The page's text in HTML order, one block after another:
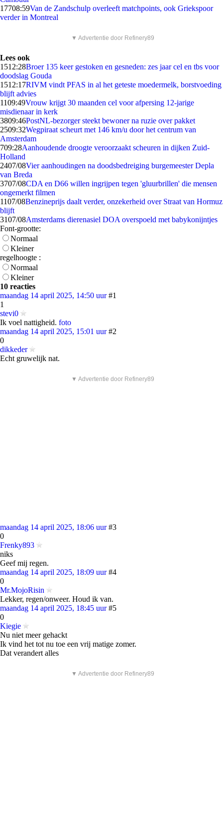
17708:59Van de Zandschulp overleeft matchpoints, ook Griekspoor
verder in Montreal
▼ Advertentie door Refinery89
Lees ook
1512:28Broer 135 keer gestoken en gesneden: zes jaar cel en tbs voor
doodslag Gouda
1512:17RIVM vindt PFAS in al het geteste moedermelk, borstvoeding
blijft advies
1109:49Vrouw krijgt 30 maanden cel voor afpersing 12-jarige
misdienaar in kerk
3809:46PostNL-bezorger steekt bewoner na ruzie over pakket
2509:32Wegpiraat scheurt met 146 km/u door het centrum van
Amsterdam
709:28Aanhoudende droogte veroorzaakt scheuren in dijken Zuid-
Holland
2407/08Vier aanhoudingen na doodsbedreiging burgemeester Depla
van Breda
3707/08CDA en D66 willen ingrijpen tegen 'gluurbrillen' die mensen
ongemerkt filmen
1107/08Benzineprijs daalt verder, onzekerheid over Straat van Hormuz
blijft
3107/08Amsterdams dierenasiel DOA overspoeld met babykonijntjes
Font-grootte:
Normaal
Kleiner
regelhoogte :
Normaal
Kleiner
10 reacties
maandag 14 april 2025, 14:50 uur #1
1
stevi0
Ik voel nattigheid. foto
maandag 14 april 2025, 15:01 uur #2
0
dikkeder
Echt gruwelijk nat.
▼ Advertentie door Refinery89
maandag 14 april 2025, 18:06 uur #3
0
Frenky893
niks
Geef mij regen.
maandag 14 april 2025, 18:09 uur #4
0
Mr.MojoRisin
Lekker, regen/onweer. Houd ik van.
maandag 14 april 2025, 18:45 uur #5
0
Kiegie
Nu niet meer gehackt
Ik vind het tot nu toe een vrij matige zomer.
Dat verandert alles
▼ Advertentie door Refinery89